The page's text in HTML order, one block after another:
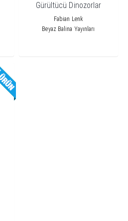
Gürültücü Dinozorlar
Ormanı
Fabian Lenk
Beyaz Balina Yayınları